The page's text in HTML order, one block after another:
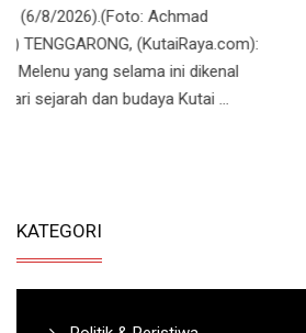
Dodit Mulyanto, Prastiwi Dwiarti,
Perwira, dan Ari Bias, Dewan Juri
Teruslah Melangkah Untuk Merah
JAKARTA, (KutaiRaya.com): Dalam